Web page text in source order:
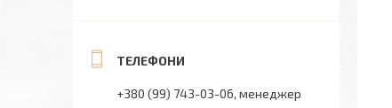
+380 (99) 743-03-06 менеджер